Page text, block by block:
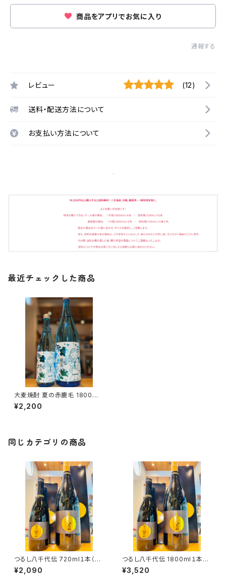
商品をアプリでお気に入り
通報する
レビュー (12)
送料・配送方法について
お支払い方法について
最近チェックした商品
大麦焼酎 夏の赤鹿毛 1800ml
１本（柳田酒造・宮崎県都城市早
鈴町）
¥2,200
同じカテゴリの商品
つるし八千代伝 720ml１本（八
千代伝酒造・鹿児島県垂水市上
町）
¥2,090
つるし八千代伝 1800ml１本
（八千代伝酒造・鹿児島県垂水
市上町）
¥3,520